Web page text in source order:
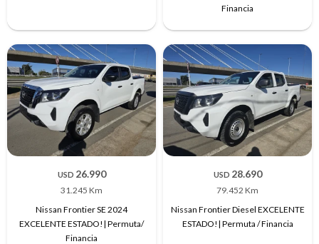
Financia
USD 26.990
31.245 Km
Nissan Frontier SE 2024
EXCELENTE ESTADO!| Permuta/
Financia
USD 28.690
79.452 Km
Nissan Frontier Diesel EXCELENTE
ESTADO!| Permuta / Financia